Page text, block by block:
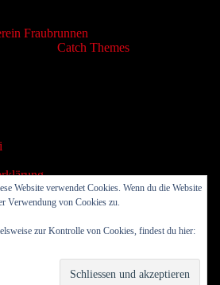
Fraubrunnen
Catch Themes
Website verwendet Cookies. Wenn du die Website
Verwendung von Cookies zu.
zur Kontrolle von Cookies, findest du hier: